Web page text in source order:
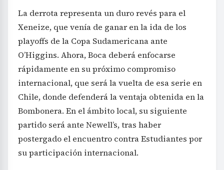
La derrota representa un duro revés para el
Xeneize, que venía de ganar en la ida de los
playoffs de la Copa Sudamericana ante
O’Higgins. Ahora, Boca deberá enfocarse
rápidamente en su próximo compromiso
internacional, que será la vuelta de esa serie en
Chile, donde defenderá la ventaja obtenida en la
Bombonera. En el ámbito local, su siguiente
partido será ante Newell’s, tras haber
postergado el encuentro contra Estudiantes por
su participación internacional.